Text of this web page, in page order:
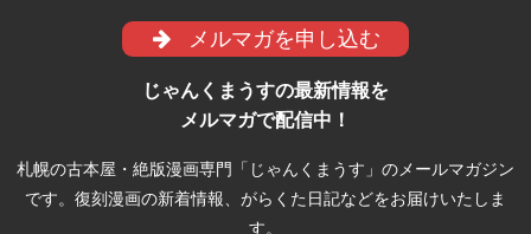
メルマガを申し込む
じゃんくまうすの最新情報を
メルマガで配信中！
札幌の古本屋・絶版漫画専門「じゃんくまうす」のメールマガジン
です。復刻漫画の新着情報、がらくた日記などをお届けいたしま
す。